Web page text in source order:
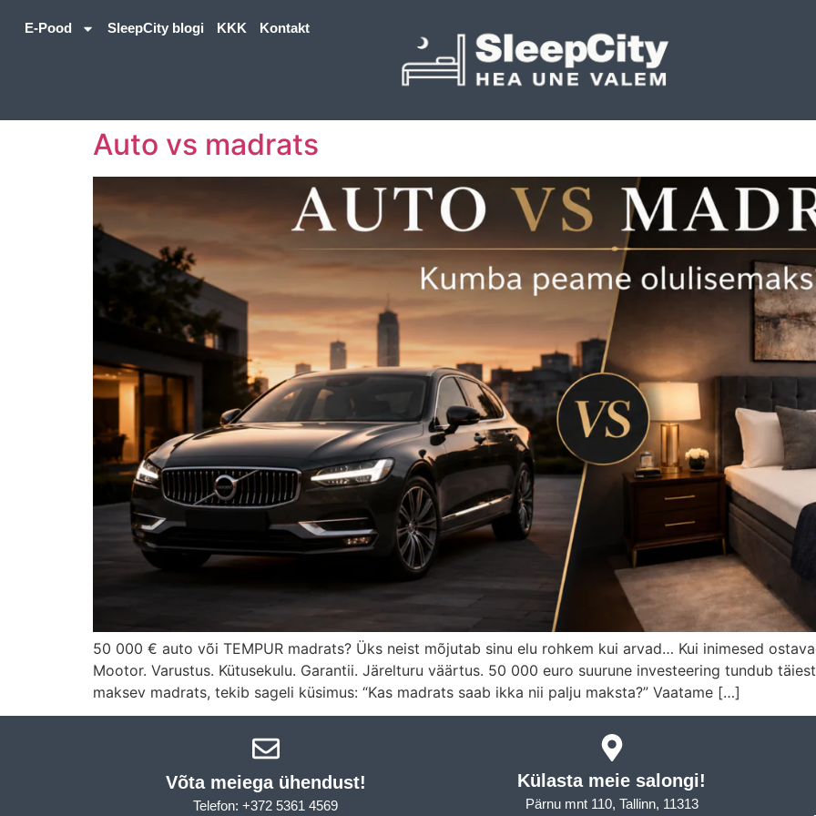
E-Pood SleepCity blogi KKK Kontakt
Auto vs madrats
50 000 € auto või TEMPUR madrats? Üks neist mõjutab sinu elu rohkem kui arvad… Kui inimesed
Mootor. Varustus. Kütusekulu. Garantii. Järelturu väärtus. 50 000 euro suurune investeering tundub
maksev madrats, tekib sageli küsimus: “Kas madrats saab ikka nii palju maksta?” Vaatame […]
Võta meiega ühendust!​
Telefon: +372 5361 4569
Külasta meie salongi!
Pärnu mnt 110, Tallinn, 11313